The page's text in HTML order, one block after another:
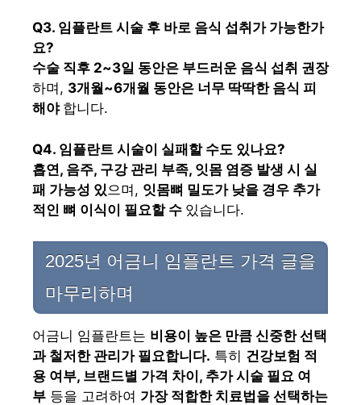
Q3. 임플란트 시술 후 바로 음식 섭취가 가능한가
요?
수술 직후 2~3일 동안은 부드러운 음식 섭취 권장
하며, 3개월~6개월 동안은 너무 딱딱한 음식 피
해야 합니다.
Q4. 임플란트 시술이 실패할 수도 있나요?
흡연, 음주, 구강 관리 부족, 잇몸 염증 발생 시 실
패 가능성 있 으며, 잇몸뼈 밀도가 낮을 경우 추가
적인 뼈 이식이 필요할 수 있습니다.
2025년 어금니 임플란트 가격 글을
마무리하며
어금니 임플란트는 비용이 높은 만큼 신중한 선택
과 철저한 관리가 필요합니다. 특히 건강보험 적
용 여부, 브랜드별 가격 차이, 추가 시술 필요 여
부 등을 고려하여 가장 적합한 치료법을 선택하는